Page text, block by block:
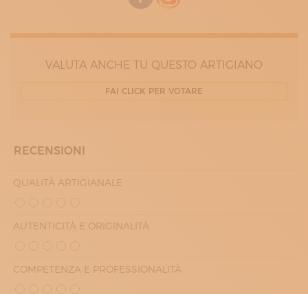
VENERDÌ
VALUTA ANCHE TU QUESTO ARTIGIANO
FAI CLICK PER VOTARE
RECENSIONI
QUALITÀ ARTIGIANALE
AUTENTICITÀ E ORIGINALITÀ
COMPETENZA E PROFESSIONALITÀ